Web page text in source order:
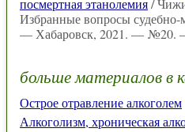
посмертная этанолемия/
Избранные вопросы судебно-
— Хабаровск, 2021. — №20.
больше материалов в
Острое отравление алкоголем
Алкоголизм, хроническая